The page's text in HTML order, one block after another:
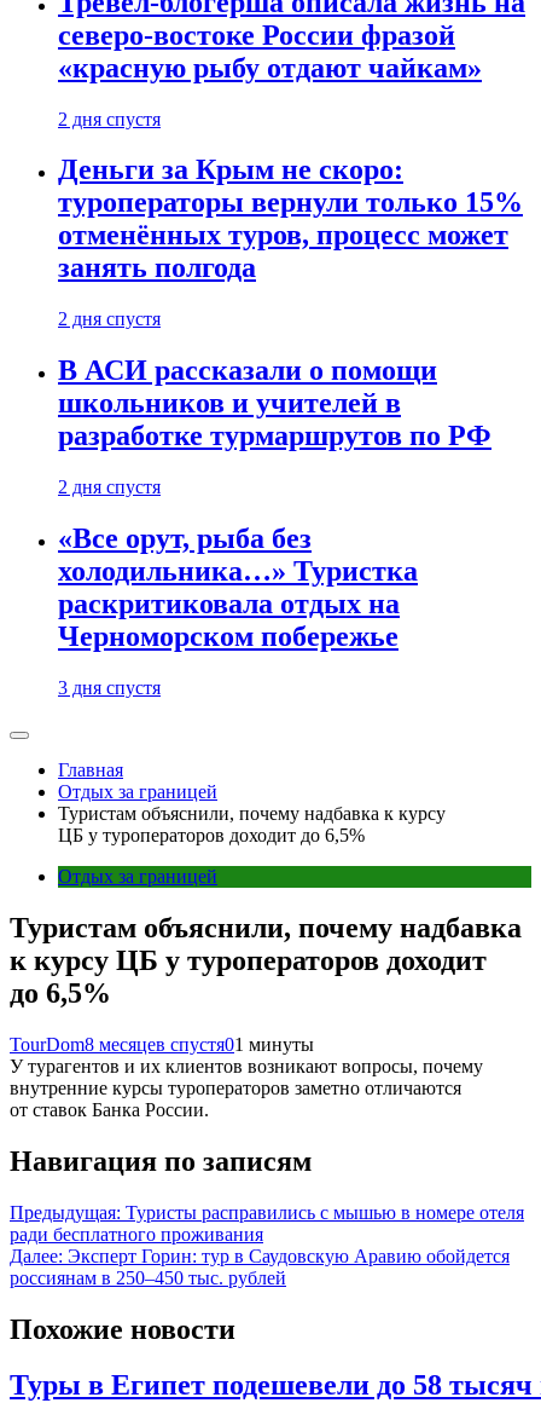
северо-востоке России фразой
«красную рыбу отдают чайкам»
2 дня спустя
Деньги за Крым не скоро:
туроператоры вернули только 15%
отменённых туров, процесс может
занять полгода
2 дня спустя
В АСИ рассказали о помощи
школьников и учителей в
разработке турмаршрутов по РФ
2 дня спустя
«Все орут, рыба без
холодильника…» Туристка
раскритиковала отдых на
Черноморском побережье
3 дня спустя
Главная
Отдых за границей
Туристам объяснили, почему надбавка к курсу
ЦБ у туроператоров доходит до 6,5%
Отдых за границей
Туристам объяснили, почему надбавка
к курсу ЦБ у туроператоров доходит
до 6,5%
TourDom8 месяцев спустя01 минуты
У турагентов и их клиентов возникают вопросы, почему
внутренние курсы туроператоров заметно отличаются
от ставок Банка России.
Навигация по записям
Предыдущая: Туристы расправились с мышью в номере отеля
ради бесплатного проживания
Далее: Эксперт Горин: тур в Саудовскую Аравию обойдется
россиянам в 250–450 тыс. рублей
Похожие новости
Туры в Египет подешевели до 58 тысяч